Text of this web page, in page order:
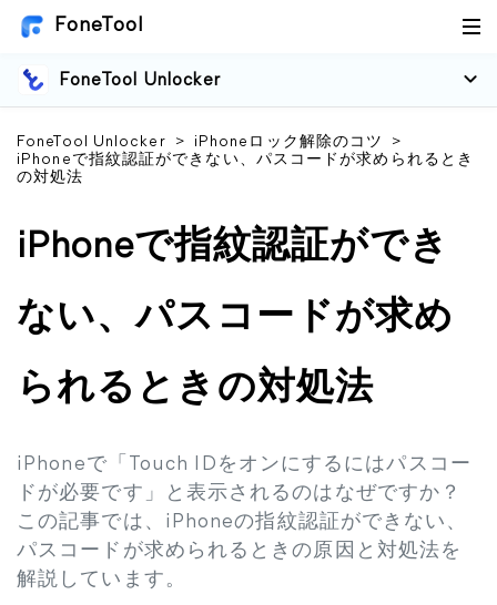
FoneTool
FoneTool Unlocker
FoneTool Unlocker > iPhoneロック解除のコツ
>
iPhoneで指紋認証ができない、パスコードが求められるとき
の対処法
iPhoneで指紋認証ができ
ない、パスコードが求め
られるときの対処法
iPhoneで「Touch IDをオンにするにはパスコー
ドが必要です」と表示されるのはなぜですか？
この記事では、iPhoneの指紋認証ができない、
パスコードが求められるときの原因と対処法を
解説しています。